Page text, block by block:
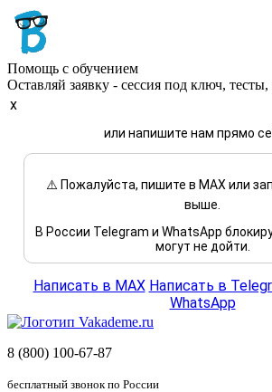
Помощь с обучением
Оставляй заявку - сессия под ключ,
x
или напишите нам прямо
⚠️ Пожалуйста, пишите в MAX или
выше.
В России Telegram и WhatsApp
могут не дойти.
Написать в MAX Написать в
WhatsApp
8 (800) 100-67-87
бесплатный звонок по России